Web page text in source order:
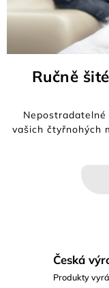
Ručně
vašich čtyřnohých
Česká
Produkty